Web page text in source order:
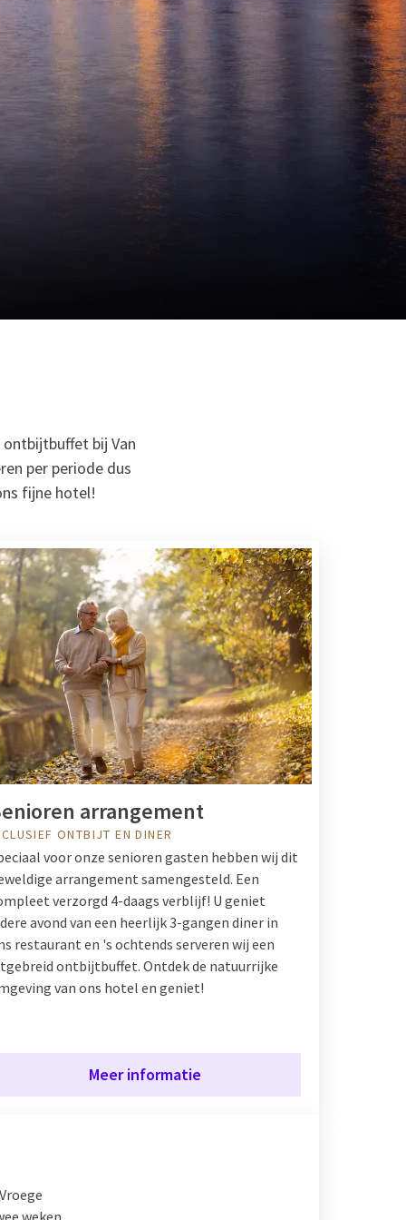
bij Van
per periode dus
fijne hotel!
arrangement
ONTBIJT EN DINER
voor onze senioren gasten hebben wij dit
arrangement samengesteld. Een
verzorgd 4-daags verblijf! U geniet
avond van een heerlijk 3-gangen diner in
restaurant en 's ochtends serveren wij een
ontbijtbuffet. Ontdek de natuurrijke
van ons hotel en geniet!
Meer informatie
weken